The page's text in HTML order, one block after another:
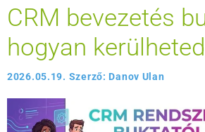
CRM bevezetés
hogyan
2026.05.19. Szerző: Danov Ulan